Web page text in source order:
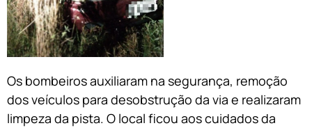
Os bombeiros auxiliaram na segurança, remoção
dos veículos para desobstrução da via e realizaram
limpeza da pista. O local ficou aos cuidados da